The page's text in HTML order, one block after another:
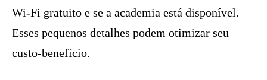
Wi-Fi gratuito e se a academia está disponível.
Esses pequenos detalhes podem otimizar seu
custo-benefício.